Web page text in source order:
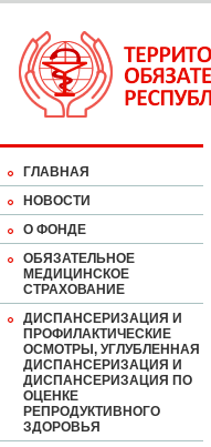
ГЛАВНАЯ
НОВОСТИ
О ФОНДЕ
ОБЯЗАТЕЛЬНОЕ
МЕДИЦИНСКОЕ
СТРАХОВАНИЕ
ДИСПАНСЕРИЗАЦИЯ И
ПРОФИЛАКТИЧЕСКИЕ
ОСМОТРЫ, УГЛУБЛЕННАЯ
ДИСПАНСЕРИЗАЦИЯ И
ДИСПАНСЕРИЗАЦИЯ ПО
ОЦЕНКЕ
РЕПРОДУКТИВНОГО
ЗДОРОВЬЯ